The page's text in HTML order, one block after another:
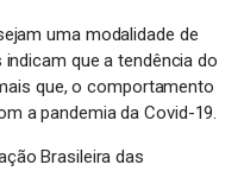
uma modalidade de
que a tendência do
que, o comportamento
a pandemia da Covid-19.
Brasileira das